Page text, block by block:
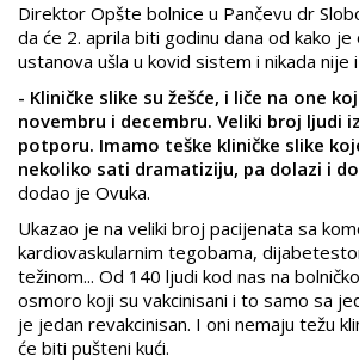
Direktor Opšte bolnice u Pančevu dr
da će 2. aprila biti godinu dana od kako
ustanova ušla u kovid sistem i nikada nije
- Kliničke slike su žešće, i liče na one
novembru i decembru. Veliki broj ljudi
potporu. Imamo teške kliničke slike
nekoliko sati dramatiziju, pa dolazi i
dodao je Ovuka.
Ukazao je na veliki broj pacijenata sa
kardiovaskularnim tegobama,
težinom... Od 140 ljudi kod nas na
osmoro koji su vakcinisani i to samo sa
je jedan revakcinisan. I oni nemaju težu
će biti pušteni kući.